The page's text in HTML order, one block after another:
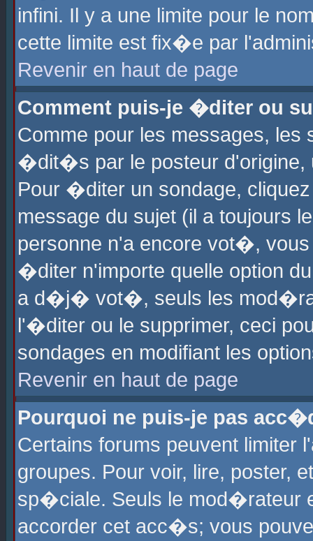
infini. Il y a une limite pour le
cette limite est fix�e par
Revenir en haut de page
Comment puis-je �diter ou
Comme pour les messages,
�dit�s par le posteur d'origine,
Pour �diter un sondage,
message du sujet (il a toujours
personne n'a encore vot�,
�diter n'importe quelle option
a d�j� vot�, seuls les
l'�diter ou le supprimer, ceci
sondages en modifiant les
Revenir en haut de page
Pourquoi ne puis-je pas
Certains forums peuvent
groupes. Pour voir, lire, poster,
sp�ciale. Seuls le mod�rateur
accorder cet acc�s; vous